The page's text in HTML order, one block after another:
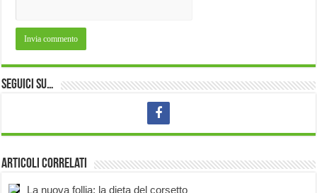
Seguici su…
Articoli correlati
La nuova follia: la dieta del corsetto